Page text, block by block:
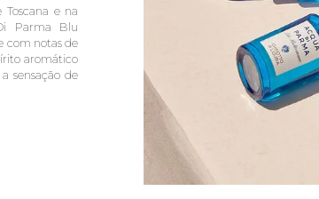
e na
Parma Blu
com notas de
aromático
sensação de